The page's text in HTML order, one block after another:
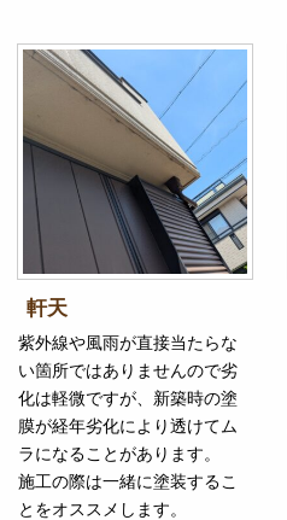
軒天
紫外線や風雨が直接当たらな
い箇所ではありませんので劣
化は軽微ですが、新築時の塗
膜が経年劣化により透けてム
ラになることがあります。
施工の際は一緒に塗装するこ
とをオススメします。